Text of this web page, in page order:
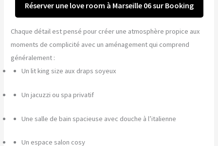
Réserver une love room à Marseille 06 sur Booking
Chaque détail est pensé pour créer une atmosphère propice aux
moments de complicité avec un aménagement qui comprend
généralement :
Un lit king size aux draps soyeux
Un jacuzzi ou spa privatif
Une salle de bain spacieuse avec douche à l’italienne
Un espace salon cosy